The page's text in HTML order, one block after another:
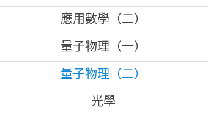
應用數學（二）
量子物理（一）
量子物理（二）
光學